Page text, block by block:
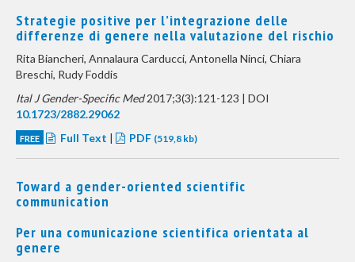
Strategie positive per l’integrazione delle
differenze di genere nella valutazione del rischio
Rita Biancheri, Annalaura Carducci, Antonella Ninci, Chiara
Breschi, Rudy Foddis
Ital J Gender-Specific Med2017;3(3):121-123 | DOI
10.1723/2882.29062
FREE Full Text | PDF (519,8 kb)
Toward a gender-oriented scientific
communication
Per una comunicazione scientifica orientata al
genere